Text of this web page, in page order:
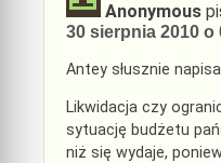
Anonymous
30 sierpnia 2010 o
Antey słusznie
Likwidacja czy
sytuację budżetu
niż się wydaje,